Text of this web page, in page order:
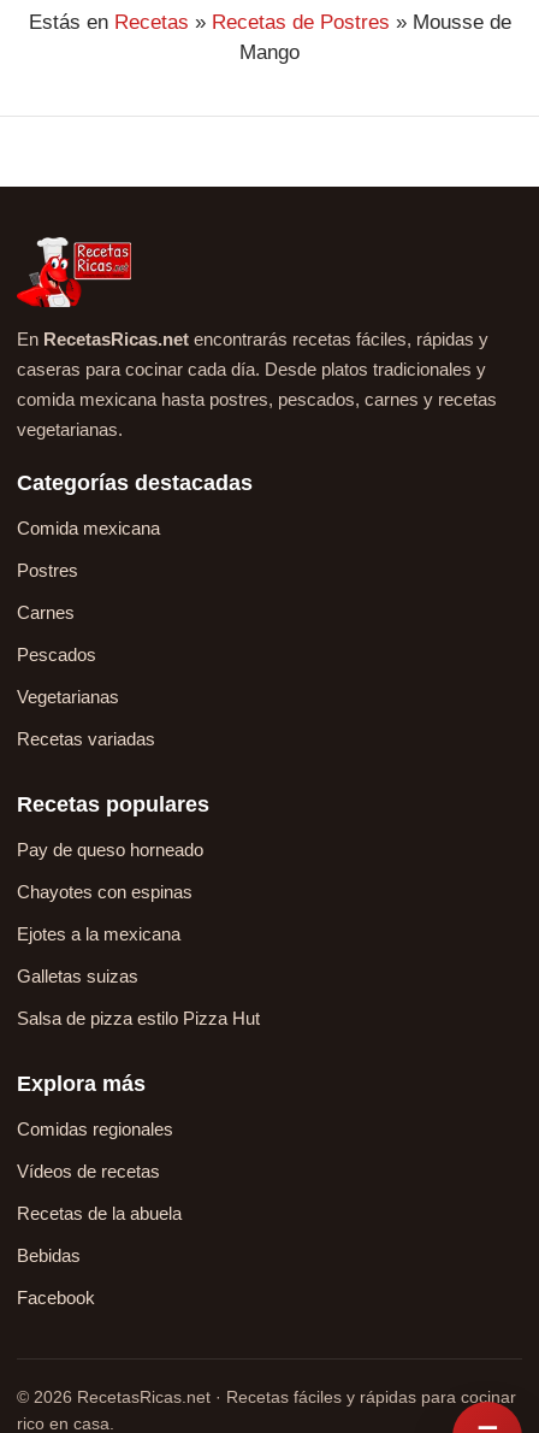
Estás en Recetas » Recetas de Postres » Mousse de
Mango
En RecetasRicas.net encontrarás recetas fáciles, rápidas y
caseras para cocinar cada día. Desde platos tradicionales y
comida mexicana hasta postres, pescados, carnes y recetas
vegetarianas.
Categorías destacadas
Comida mexicana
Postres
Carnes
Pescados
Vegetarianas
Recetas variadas
Recetas populares
Pay de queso horneado
Chayotes con espinas
Ejotes a la mexicana
Galletas suizas
Salsa de pizza estilo Pizza Hut
Explora más
Comidas regionales
Vídeos de recetas
Recetas de la abuela
Bebidas
Facebook
© 2026 RecetasRicas.net · Recetas fáciles y rápidas para cocinar
rico en casa.